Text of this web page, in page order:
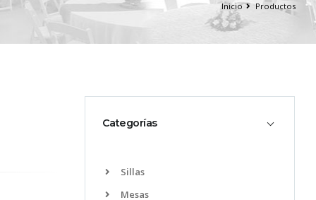
Inicio Productos
Categorías
Sillas
Mesas